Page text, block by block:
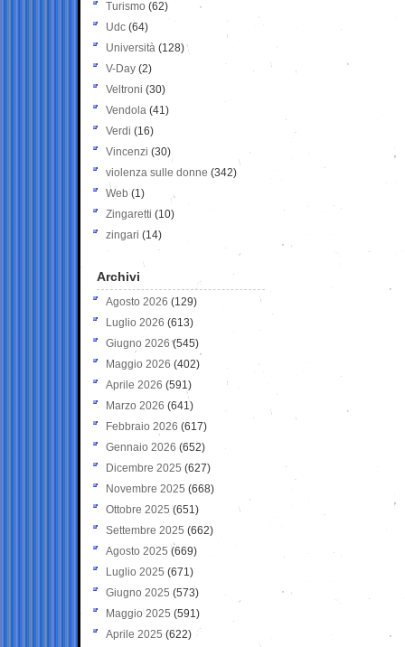
Turismo (62)
Udc (64)
Università (128)
V-Day (2)
Veltroni (30)
Vendola (41)
Verdi (16)
Vincenzi (30)
violenza sulle donne (342)
Web (1)
Zingaretti (10)
zingari (14)
Archivi
Agosto 2026 (129)
Luglio 2026 (613)
Giugno 2026 (545)
Maggio 2026 (402)
Aprile 2026 (591)
Marzo 2026 (641)
Febbraio 2026 (617)
Gennaio 2026 (652)
Dicembre 2025 (627)
Novembre 2025 (668)
Ottobre 2025 (651)
Settembre 2025 (662)
Agosto 2025 (669)
Luglio 2025 (671)
Giugno 2025 (573)
Maggio 2025 (591)
Aprile 2025 (622)